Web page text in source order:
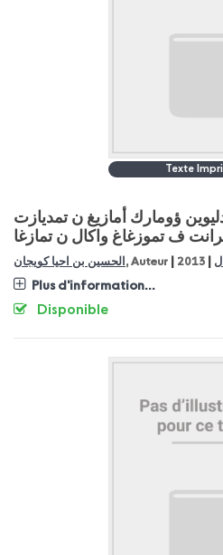
Texte
ؤومارك أمازيغ ن تمديازت
ف تموزغاغ واكال ن تمازغا
الحسين بن احيا كويجان , Auteur 2013
Plus d'information...
Disponible